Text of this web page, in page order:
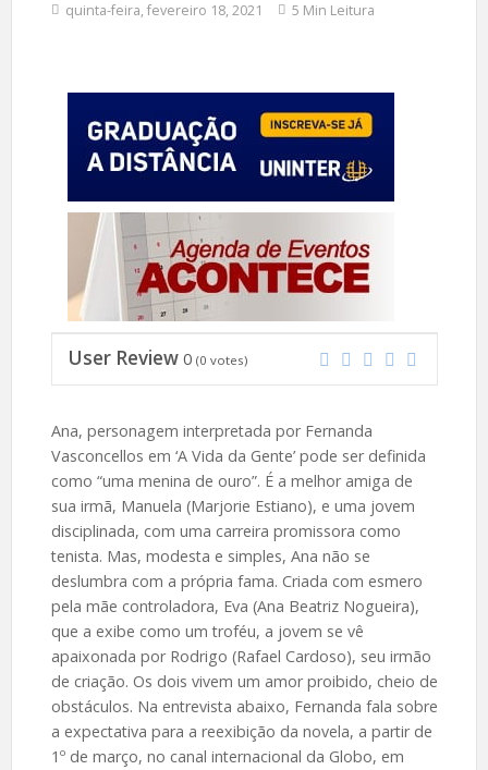
quinta-feira, fevereiro 18, 2021 5 Min Leitura
User Review 0 (0 votes)
Ana, personagem interpretada por Fernanda
Vasconcellos em ‘A Vida da Gente’ pode ser definida
como “uma menina de ouro”. É a melhor amiga de
sua irmã, Manuela (Marjorie Estiano), e uma jovem
disciplinada, com uma carreira promissora como
tenista. Mas, modesta e simples, Ana não se
deslumbra com a própria fama. Criada com esmero
pela mãe controladora, Eva (Ana Beatriz Nogueira),
que a exibe como um troféu, a jovem se vê
apaixonada por Rodrigo (Rafael Cardoso), seu irmão
de criação. Os dois vivem um amor proibido, cheio de
obstáculos. Na entrevista abaixo, Fernanda fala sobre
a expectativa para a reexibição da novela, a partir de
1º de março, no canal internacional da Globo, em